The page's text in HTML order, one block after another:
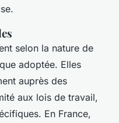
selon la nature de
adoptée. Elles
auprès des
aux lois de travail,
En France,